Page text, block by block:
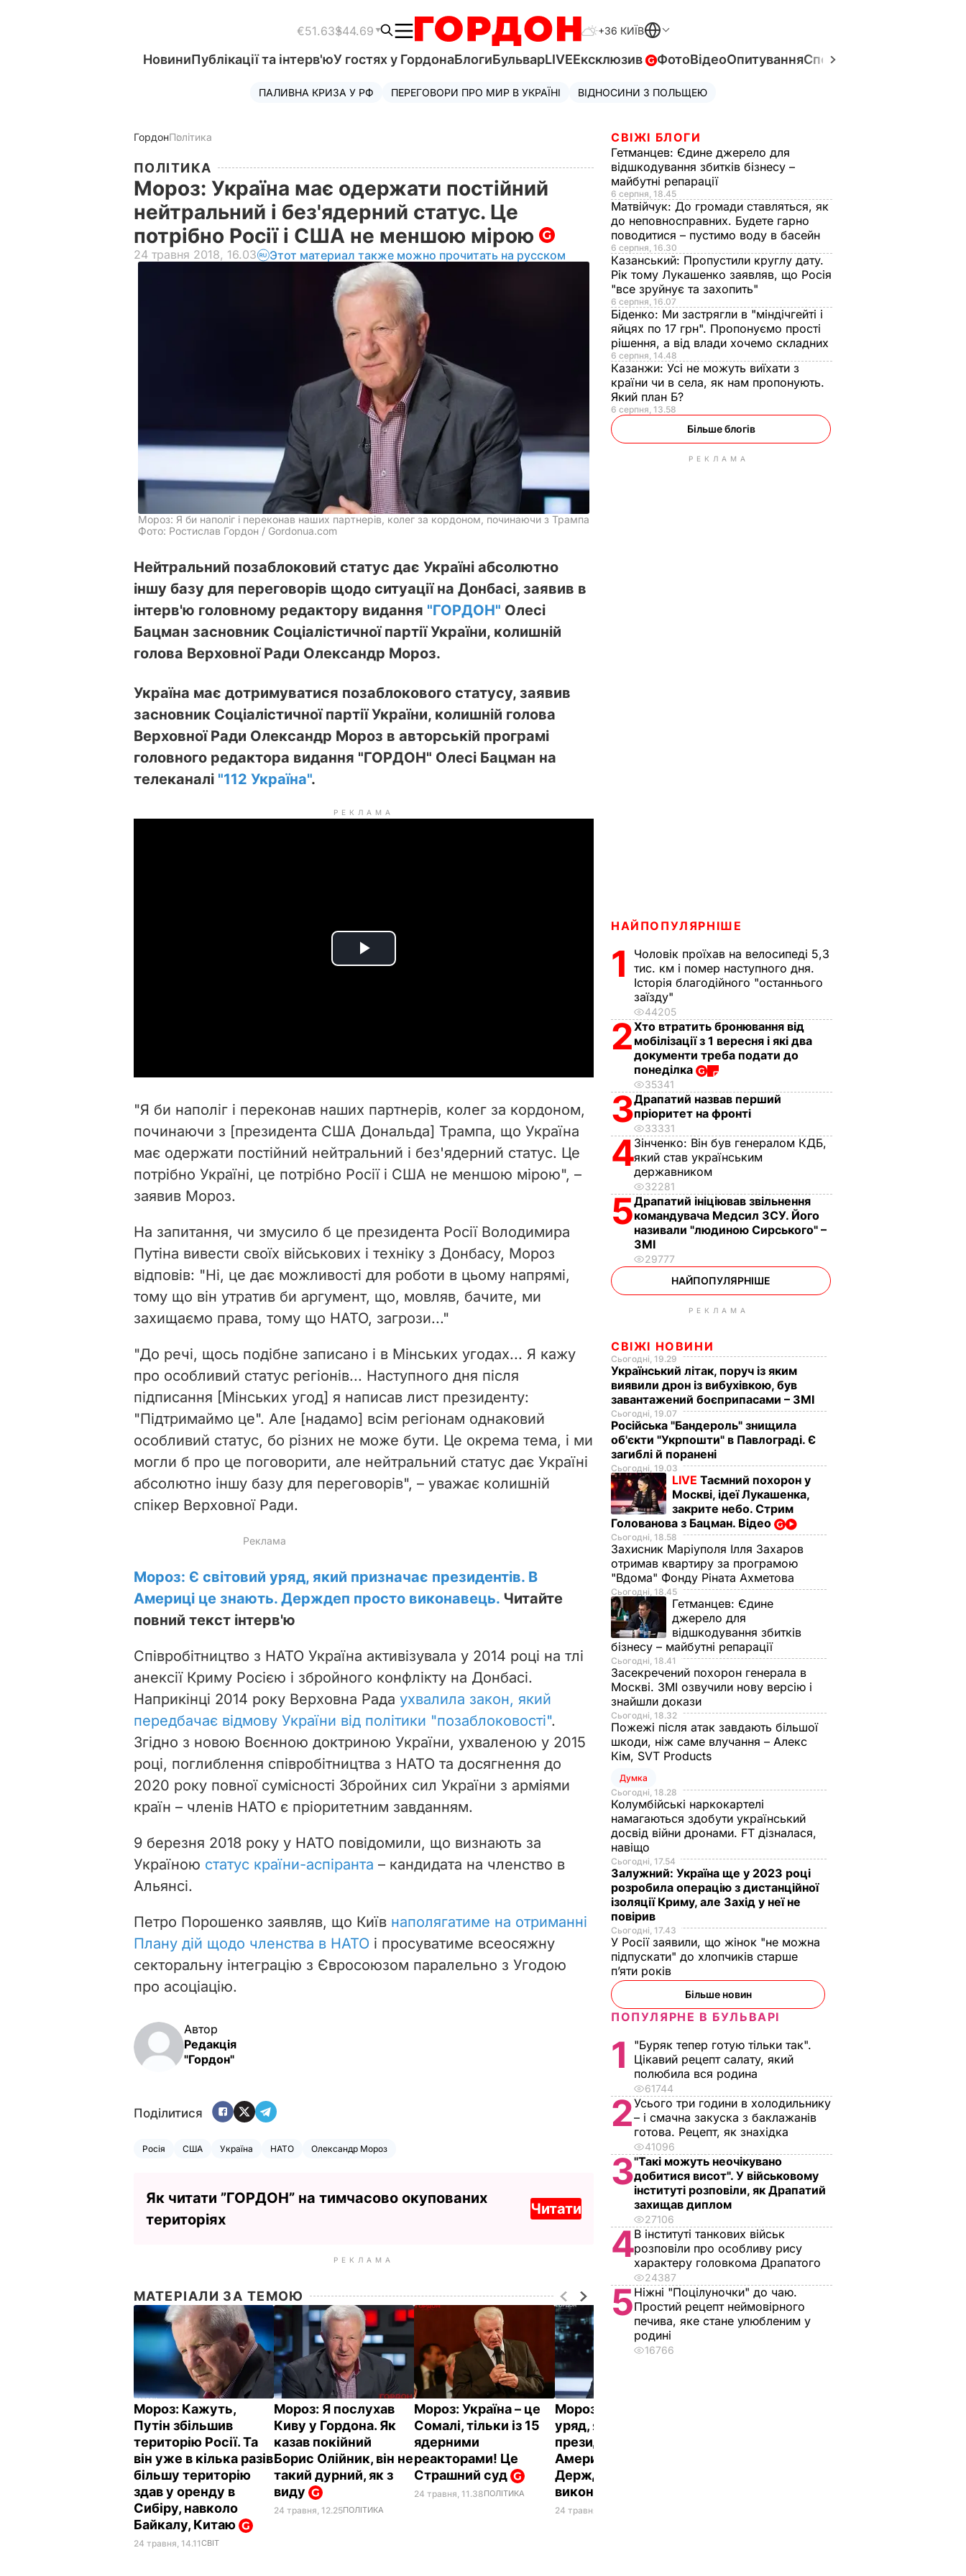
€51.63$44.69 +36 КИЇВ
НовиниПублікації та інтерв'юУ гостях у ГордонаБлогиБульварLIVEЕксклюзив ФотоВідеоОпитуванняСпецпроєкти
ПАЛИВНА КРИЗА У РФ ПЕРЕГОВОРИ ПРО МИР В УКРАЇНІ ВІДНОСИНИ З ПОЛЬЩЕЮ
ГордонПолітика
ПОЛІТИКА
Мороз: Україна має одержати постійний
нейтральний і без'ядерний статус. Це
потрібно Росії і США не меншою мірою
24 травня 2018, 16.03 Этот материал также можно прочитать на русском
Мороз: Я би наполіг і переконав наших партнерів, колег за кордоном, починаючи з Трампа
Фото: Ростислав Гордон / Gordonua.com
Нейтральний позаблоковий статус дає Україні абсолютно
іншу базу для переговорів щодо ситуації на Донбасі, заявив в
інтерв'ю головному редактору видання "ГОРДОН" Олесі
Бацман засновник Соціалістичної партії України, колишній
голова Верховної Ради Олександр Мороз.
Україна має дотримуватися позаблокового статусу, заявив
засновник Соціалістичної партії України, колишній голова
Верховної Ради Олександр Мороз в авторській програмі
головного редактора видання "ГОРДОН" Олесі Бацман на
телеканалі "112 Україна".
РЕКЛАМА
P
i
d
o
"Я би наполіг і переконав наших партнерів, колег за кордоном,
починаючи з [президента США Дональда] Трампа, що Україна
має одержати постійний нейтральний і без'ядерний статус. Це
потрібно Україні, це потрібно Росії і США не меншою мірою", –
заявив Мороз.
На запитання, чи змусило б це президента Росії Володимира
Путіна вивести своїх військових і техніку з Донбасу, Мороз
відповів: "Ні, це дає можливості для роботи в цьому напрямі,
тому що він утратив би аргумент, що, мовляв, бачите, ми
захищаємо права, тому що НАТО, загрози..."
"До речі, щось подібне записано і в Мінських угодах... Я кажу
про особливий статус регіонів... Наступного дня після
підписання [Мінських угод] я написав лист президенту:
"Підтримаймо це". Але [надамо] всім регіонам однаковий
особливий статус, бо різних не може бути. Це окрема тема, і ми
могли б про це поговорити, але нейтральний статус дає Україні
абсолютно іншу базу для переговорів", – уважає колишній
спікер Верховної Ради.
Мороз: Є світовий уряд, який призначає президентів. В
Америці це знають. Держдеп просто виконавець. Читайте
повний текст інтерв'ю
Співробітництво з НАТО Україна активізувала у 2014 році на тлі
анексії Криму Росією і збройного конфлікту на Донбасі.
Наприкінці 2014 року Верховна Рада ухвалила закон, який
передбачає відмову України від політики "позаблоковості".
Згідно з новою Воєнною доктриною України, ухваленою у 2015
році, поглиблення співробітництва з НАТО та досягнення до
2020 року повної сумісності Збройних сил України з арміями
країн – членів НАТО є пріоритетним завданням.
9 березня 2018 року у НАТО повідомили, що визнають за
Україною статус країни-аспіранта – кандидата на членство в
Альянсі.
Петро Порошенко заявляв, що Київ наполягатиме на отриманні
Плану дій щодо членства в НАТО і просуватиме всеосяжну
секторальну інтеграцію з Євросоюзом паралельно з Угодою
про асоціацію.
Автор
Редакція
"Гордон"
Поділитися
Росія США Україна НАТО Олександр Мороз
Як читати ”ГОРДОН” на тимчасово окупованих
територіях
Читати
РЕКЛАМА
МАТЕРІАЛИ ЗА ТЕМОЮ
Мороз: Кажуть,
Путін збільшив
територію Росії. Та
він уже в кілька разів
більшу територію
здав у оренду в
Сибіру, навколо
Байкалу, Китаю
24 травня, 14.11СВІТ
Мороз: Я послухав
Киву у Гордона. Як
казав покійний
Борис Олійник, він не
такий дурний, як з
виду
24 травня, 12.25ПОЛІТИКА
Мороз: Україна – це
Сомалі, тільки із 15
ядерними
реакторами! Це
Страшний суд
24 травня, 11.38ПОЛІТИКА
Мороз: Є світовий
уряд, який призначає
президентів. В
Америці це знають.
Держдеп просто
виконавець
24 травня, 09.00
СВІЖІ БЛОГИ
Гетманцев: Єдине джерело для
відшкодування збитків бізнесу –
майбутні репарації
6 серпня, 18.45
Матвійчук: До громади ставляться, як
до неповносправних. Будете гарно
поводитися – пустимо воду в басейн
6 серпня, 16.30
Казанський: Пропустили круглу дату.
Рік тому Лукашенко заявляв, що Росія
"все зруйнує та захопить"
6 серпня, 16.07
Біденко: Ми застрягли в "міндічгейті і
яйцях по 17 грн". Пропонуємо прості
рішення, а від влади хочемо складних
6 серпня, 14.48
Казанжи: Усі не можуть виїхати з
країни чи в села, як нам пропонують.
Який план Б?
6 серпня, 13.58
Більше блогів
РЕКЛАМА
НАЙПОПУЛЯРНІШЕ
1
Чоловік проїхав на велосипеді 5,3
тис. км і помер наступного дня.
Історія благодійного "останнього
заїзду"
44205
2Хто втратить бронювання від
мобілізації з 1 вересня і які два
документи треба подати до
понеділка
35341
3Драпатий назвав перший
пріоритет на фронті
33331
4Зінченко: Він був генералом КДБ,
який став українським
державником
32281
5Драпатий ініціював звільнення
командувача Медсил ЗСУ. Його
називали "людиною Сирського" –
ЗМІ
29777
НАЙПОПУЛЯРНІШЕ
РЕКЛАМА
СВІЖІ НОВИНИ
Сьогодні, 19.29
Український літак, поруч із яким
виявили дрон із вибухівкою, був
завантажений боєприпасами – ЗМІ
Сьогодні, 19.07
Російська "Бандероль" знищила
об'єкти "Укрпошти" в Павлограді. Є
загиблі й поранені
Сьогодні, 19.03
LIVE Таємний похорон у
Москві, ідеї Лукашенка,
закрите небо. Стрим
Голованова з Бацман. Відео
Сьогодні, 18.58
Захисник Маріуполя Ілля Захаров
отримав квартиру за програмою
"Вдома" Фонду Ріната Ахметова
Сьогодні, 18.45
Гетманцев: Єдине
джерело для
відшкодування збитків
бізнесу – майбутні репарації
Сьогодні, 18.41
Засекречений похорон генерала в
Москві. ЗМІ озвучили нову версію і
знайшли докази
Сьогодні, 18.32
Пожежі після атак завдають більшої
шкоди, ніж саме влучання – Алекс
Кім, SVT Products
Думка
Сьогодні, 18.28
Колумбійські наркокартелі
намагаються здобути український
досвід війни дронами. FT дізналася,
навіщо
Сьогодні, 17.54
Залужний: Україна ще у 2023 році
розробила операцію з дистанційної
ізоляції Криму, але Захід у неї не
повірив
Сьогодні, 17.43
У Росії заявили, що жінок "не можна
підпускати" до хлопчиків старше
п’яти років
Більше новин
ПОПУЛЯРНЕ В БУЛЬВАРІ
1
"Буряк тепер готую тільки так".
Цікавий рецепт салату, який
полюбила вся родина
61744
2Усього три години в холодильнику
– і смачна закуска з баклажанів
готова. Рецепт, як знахідка
41096
3"Такі можуть неочікувано
добитися висот". У військовому
інституті розповіли, як Драпатий
захищав диплом
27106
4В інституті танкових військ
розповіли про особливу рису
характеру головкома Драпатого
24387
5Ніжні "Поцілуночки" до чаю.
Простий рецепт неймовірного
печива, яке стане улюбленим у
родині
16766